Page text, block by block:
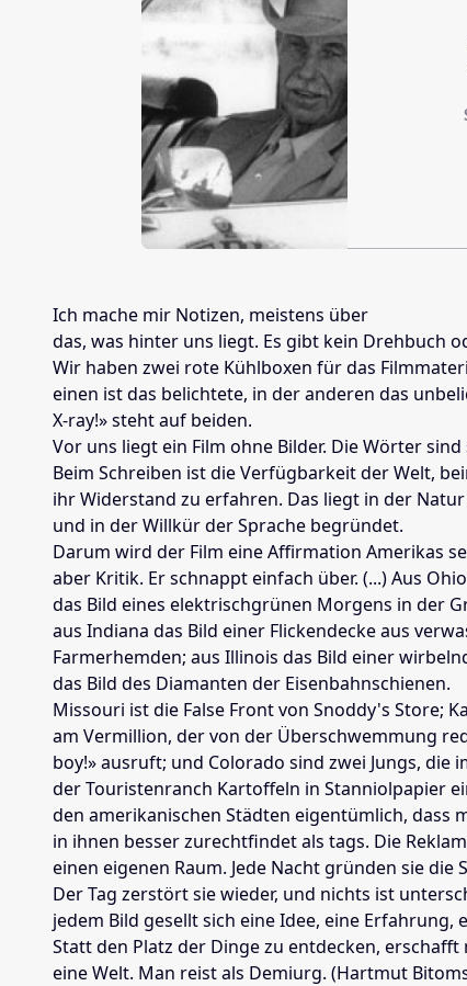
Ich mache mir Notizen, meistens über
das, was hinter uns liegt. Es gibt kein Drehbuch
Wir haben zwei rote Kühlboxen für das
einen ist das belichtete, in der anderen das
X-ray!» steht auf beiden.
Vor uns liegt ein Film ohne Bilder. Die Wörter sind
Beim Schreiben ist die Verfügbarkeit der Welt,
ihr Widerstand zu erfahren. Das liegt in der
und in der Willkür der Sprache begründet.
Darum wird der Film eine Affirmation Amerikas
aber Kritik. Er schnappt einfach über. (...) Aus
das Bild eines elektrischgrünen Morgens in der
aus Indiana das Bild einer Flickendecke aus
Farmerhemden; aus Illinois das Bild einer
das Bild des Diamanten der Eisenbahnschienen.
Missouri ist die False Front von Snoddy's Store;
am Vermillion, der von der Überschwemmung
boy!» ausruft; und Colorado sind zwei Jungs, die
der Touristenranch Kartoffeln in Stanniolpapier
den amerikanischen Städten eigentümlich, dass
in ihnen besser zurechtfindet als tags. Die
einen eigenen Raum. Jede Nacht gründen sie die
Der Tag zerstört sie wieder, und nichts ist
jedem Bild gesellt sich eine Idee, eine Erfahrung,
Statt den Platz der Dinge zu entdecken, erschafft
eine Welt. Man reist als Demiurg. (Hartmut